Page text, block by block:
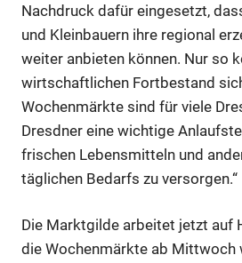
Nachdruck dafür eingesetzt,
und Kleinbauern ihre regional
weiter anbieten können. Nur so
wirtschaftlichen Fortbestand
Wochenmärkte sind für viele
Dresdner eine wichtige
frischen Lebensmitteln und
täglichen Bedarfs zu versorgen.“
Die Marktgilde arbeitet jetzt auf
die Wochenmärkte ab Mittwoch